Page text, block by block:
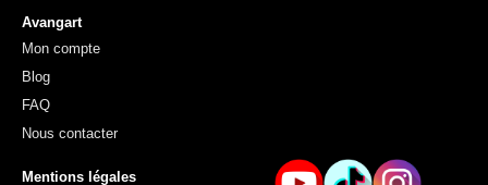
Avangart
Mon compte
Blog
FAQ
Nous contacter
Mentions légales